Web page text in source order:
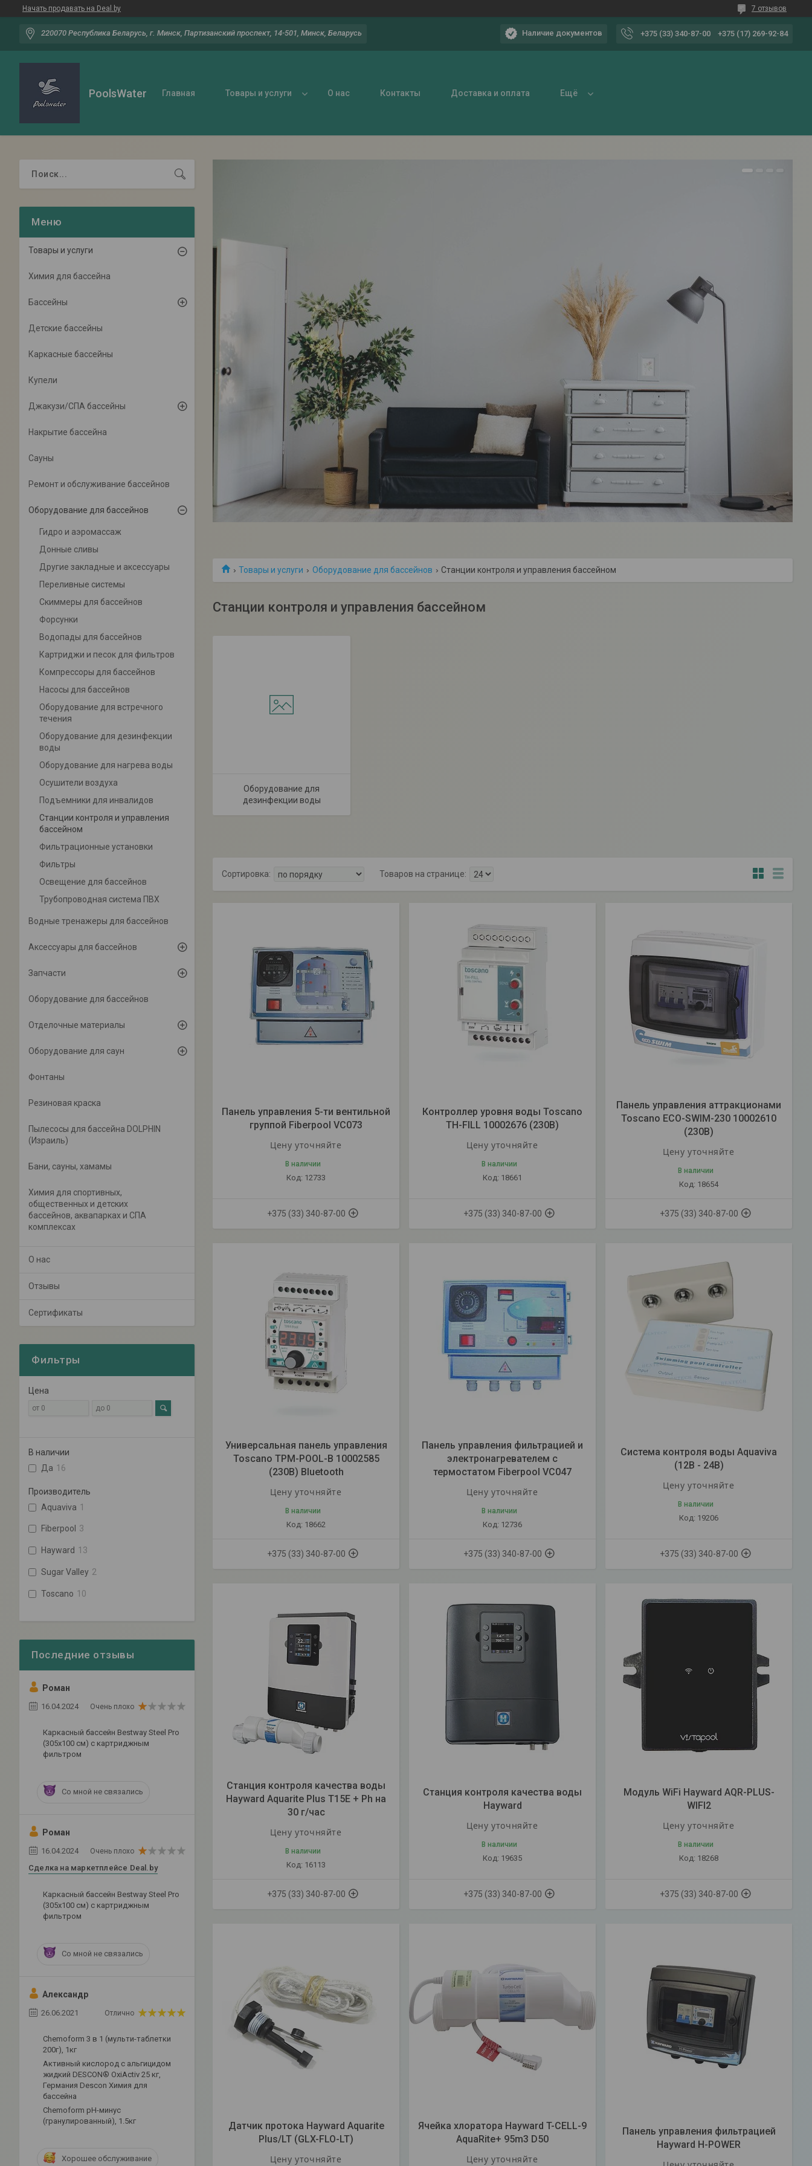
Начать продавать на Deal.by 7 отзывов
220070 Республика Беларусь, г. Минск, Партизанский проспект, 14-501, Минск, Беларусь Наличие документов +375 (33) 340-87-00 +375 (17) 269-92-84
PoolsWater Главная Товары и услуги О нас Контакты Доставка и оплата Ещё
Товары и услуги Оборудование для бассейнов Станции контроля и управления бассейном
Станции контроля и управления бассейном
Оборудование для
дезинфекции воды
Панель управления 5-ти вентильной
группой Fiberpool VC073
Цену уточняйте
В наличии
12733
+375 (33) 340-87-00
Контроллер уровня воды Toscano
TH-FILL 10002676 (230В)
Цену уточняйте
В наличии
18661
+375 (33) 340-87-00
Панель управления аттракционами
Toscano ECO-SWIM-230 10002610
(230В)
Цену уточняйте
В наличии
18654
+375 (33) 340-87-00
Универсальная панель управления
Toscano TPM-POOL-B 10002585
(230В) Bluetooth
Цену уточняйте
В наличии
18662
+375 (33) 340-87-00
Панель управления фильтрацией и
электронагревателем с
термостатом Fiberpool VC047
Цену уточняйте
В наличии
12736
+375 (33) 340-87-00
Система контроля воды Aquaviva
(12B - 24B)
Цену уточняйте
В наличии
19206
+375 (33) 340-87-00
Станция контроля качества воды
Hayward Aquarite Plus T15E + Ph на
30 г/час
Цену уточняйте
В наличии
16113
+375 (33) 340-87-00
Станция контроля качества воды
Hayward
Цену уточняйте
В наличии
19635
+375 (33) 340-87-00
Модуль WiFi Hayward AQR-PLUS-
WIFI2
Цену уточняйте
В наличии
18268
+375 (33) 340-87-00
Датчик протока Hayward Aquarite
Plus/LT (GLX-FLO-LT)
Цену уточняйте
Ячейка хлоратора Hayward T-CELL-9
AquaRite+ 95m3 D50
Цену уточняйте
Панель управления фильтрацией
Hayward H-POWER
Товары и услуги
Химия для бассейна
Бассейны
Детские бассейны
Каркасные бассейны
Купели
Джакузи/СПА бассейны
Накрытие бассейна
Сауны
Ремонт и обслуживание бассейнов
Оборудование для бассейнов
Гидро и аэромассаж
Донные сливы
Другие закладные и аксессуары
Переливные системы
Скиммеры для бассейнов
Форсунки
Водопады для бассейнов
Картриджи и песок для фильтров
Компрессоры для бассейнов
Насосы для бассейнов
Оборудование для встречного
течения
Оборудование для дезинфекции
воды
Оборудование для нагрева воды
Осушители воздуха
Подъемники для инвалидов
Станции контроля и управления
бассейном
Фильтрационные установки
Фильтры
Освещение для бассейнов
Трубопроводная система ПВХ
Водные тренажеры для бассейнов
Аксессуары для бассейнов
Запчасти
Оборудование для бассейнов
Отделочные материалы
Оборудование для саун
Фонтаны
Резиновая краска
Пылесосы для бассейна DOLPHIN
(Израиль)
Бани, сауны, хамамы
Химия для спортивных,
общественных и детских
бассейнов, аквапарках и СПА
комплексах
О нас
Отзывы
Сертификаты
Фильтры
Цена
В наличии
Да 16
Производитель
Aquaviva 1
Fiberpool 3
Hayward 13
Sugar Valley 2
Toscano 10
Роман
16.04.2024 Очень плохо
Каркасный бассейн Bestway Steel Pro
(305х100 см) с картриджным
фильтром
Со мной не связались
Роман
16.04.2024 Очень плохо
Сделка на маркетплейсе Deal.by
Каркасный бассейн Bestway Steel Pro
(305х100 см) с картриджным
фильтром
Со мной не связались
Александр
26.06.2021 Отлично
Chemoform 3 в 1 (мульти-таблетки
200г), 1кг
Активный кислород с альгицидом
жидкий DESCON® OxiActiv 25 кг,
Германия Descon Химия для
бассейна
Сhemoform рН-минус
(гранулированный), 1.5кг
Хорошее обслуживание